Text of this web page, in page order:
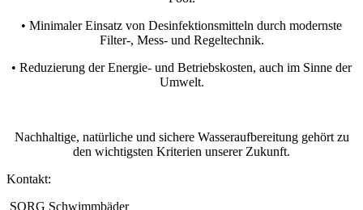
• Minimaler Einsatz von Desinfektionsmitteln durch modernste
Filter-, Mess- und Regeltechnik.
• Reduzierung der Energie- und Betriebskosten, auch im Sinne der
Umwelt.
Nachhaltige, natürliche und sichere Wasseraufbereitung gehört zu
den wichtigsten Kriterien unserer Zukunft.
Kontakt:
SORG Schwimmbäder